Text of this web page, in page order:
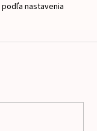
nastavenia